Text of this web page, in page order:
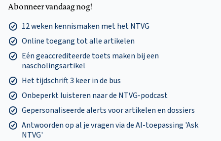
Abonneer vandaag nog!
12 weken kennismaken met het NTVG
Online toegang tot alle artikelen
Eén geaccrediteerde toets maken bij een
nascholingsartikel
Het tijdschrift 3 keer in de bus
Onbeperkt luisteren naar de NTVG-podcast
Gepersonaliseerde alerts voor artikelen en dossiers
Antwoorden op al je vragen via de AI-toepassing 'Ask
NTVG'